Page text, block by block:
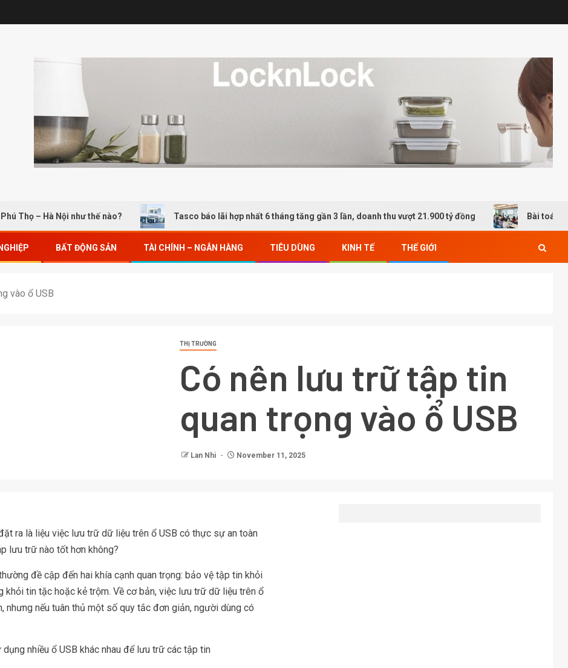
– Hà Nội như thế nào? Tasco báo lãi hợp nhất 6 tháng tăng gần 3 lần, doanh thu vượt 21.900 tỷ đồng Bài toán đào tạo
BẤT ĐỘNG SẢN TÀI CHÍNH – NGÂN HÀNG TIÊU DÙNG KINH TẾ THẾ GIỚI
vào ổ USB
THỊ TRƯỜNG
Có nên lưu trữ tập tin
quan trọng vào ổ USB
Lan Nhi November 11, 2025
ra là liệu việc lưu trữ dữ liệu trên ổ USB có thực sự an toàn
lưu trữ nào tốt hơn không?
đề cập đến hai khía cạnh quan trọng: bảo vệ tập tin khỏi
khỏi tin tặc hoặc kẻ trộm. Về cơ bản, việc lưu trữ dữ liệu trên ổ
nhưng nếu tuân thủ một số quy tắc đơn giản, người dùng có
nhiều ổ USB khác nhau để lưu trữ các tập tin